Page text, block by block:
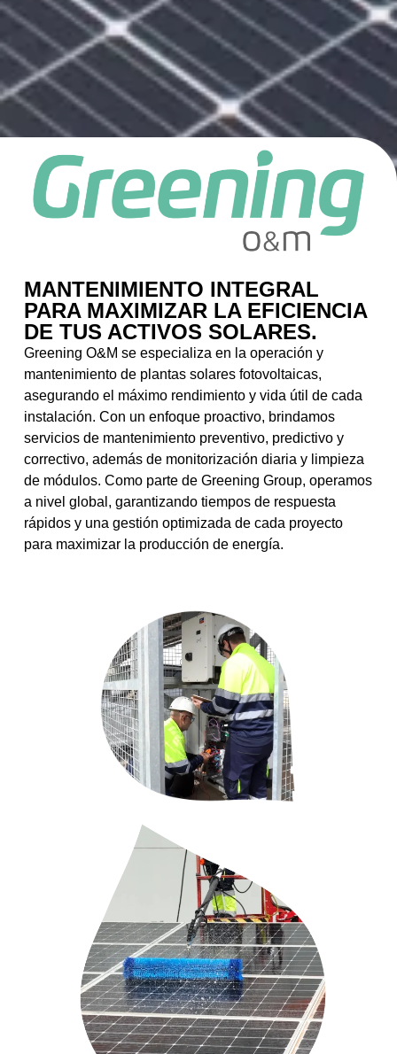
MANTENIMIENTO INTEGRAL
PARA MAXIMIZAR LA EFICIENCIA
DE TUS ACTIVOS SOLARES.
Greening O&M se especializa en la operación y
mantenimiento de plantas solares fotovoltaicas,
asegurando el máximo rendimiento y vida útil de cada
instalación. Con un enfoque proactivo, brindamos
servicios de mantenimiento preventivo, predictivo y
correctivo, además de monitorización diaria y limpieza
de módulos. Como parte de Greening Group, operamos
a nivel global, garantizando tiempos de respuesta
rápidos y una gestión optimizada de cada proyecto
para maximizar la producción de energía.